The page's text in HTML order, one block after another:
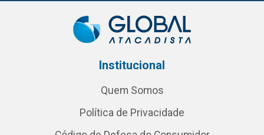
Institucional
Quem Somos
Política de Privacidade